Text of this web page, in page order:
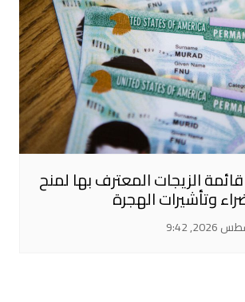
الزيجات المعترف بها لمنح
وتأشيرات الهجرة